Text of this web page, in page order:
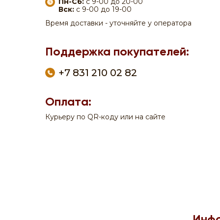
+7 831 210 02 82
Вск: с 9-00 до 19-00
Время доставки - уточняйте у оператора
Курьеру по QR-коду или на сайте
Оплата:
Поддержка покупателей: